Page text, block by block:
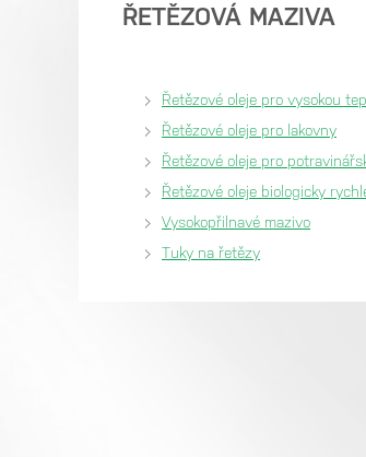
ŘETĚZOVÁ MAZIVA
Řetězové oleje pro vysokou
Řetězové oleje pro lakovny
Řetězové oleje pro
Řetězové oleje biologicky
Vysokopřilnavé mazivo
Tuky na řetězy